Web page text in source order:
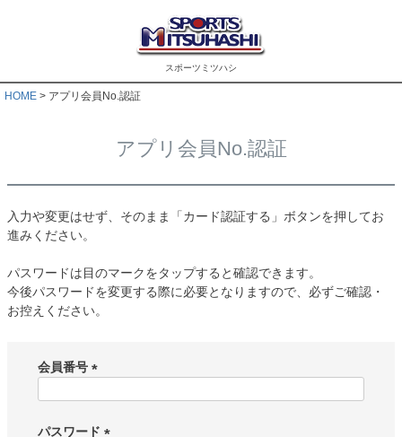
スポーツミツハシ
HOME アプリ会員No.認証
アプリ会員No.認証
入力や変更はせず、そのまま「カード認証する」ボタンを押してお
進みください。
パスワードは目のマークをタップすると確認できます。
今後パスワードを変更する際に必要となりますので、必ずご確認・
お控えください。
会員番号
須
パスワード